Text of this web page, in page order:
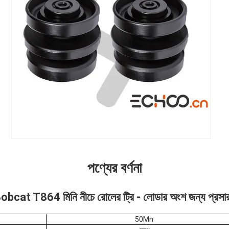
পণ্যের বর্ণনা
T864 মিনি নীচে রোলের ট্রি - লোডার অংশ জন্য
50Mn